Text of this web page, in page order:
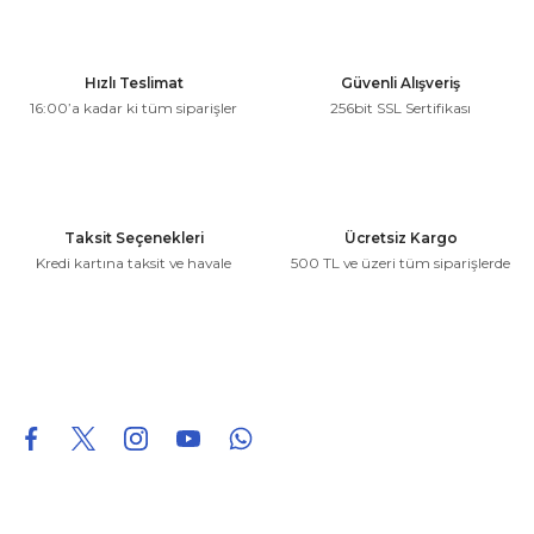
Hızlı Teslimat
16:00’a kadar ki tüm siparişler
Güvenli Alışveriş
256bit SSL Sertifikası
Taksit Seçenekleri
Kredi kartına taksit ve havale
Ücretsiz Kargo
500 TL ve üzeri tüm siparişlerde